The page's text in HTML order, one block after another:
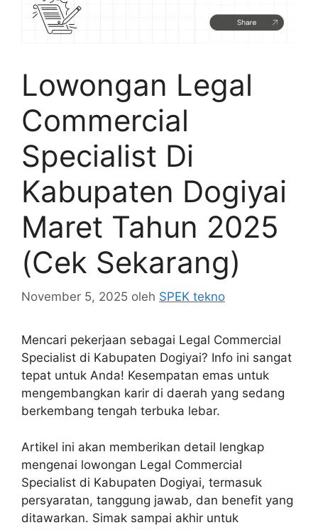
Lowongan Legal
Commercial
Specialist Di
Kabupaten Dogiyai
Maret Tahun 2025
(Cek Sekarang)
November 5, 2025 oleh SPEK tekno
Mencari pekerjaan sebagai Legal Commercial
Specialist di Kabupaten Dogiyai? Info ini sangat
tepat untuk Anda! Kesempatan emas untuk
mengembangkan karir di daerah yang sedang
berkembang tengah terbuka lebar.
Artikel ini akan memberikan detail lengkap
mengenai lowongan Legal Commercial
Specialist di Kabupaten Dogiyai, termasuk
persyaratan, tanggung jawab, dan benefit yang
ditawarkan. Simak sampai akhir untuk